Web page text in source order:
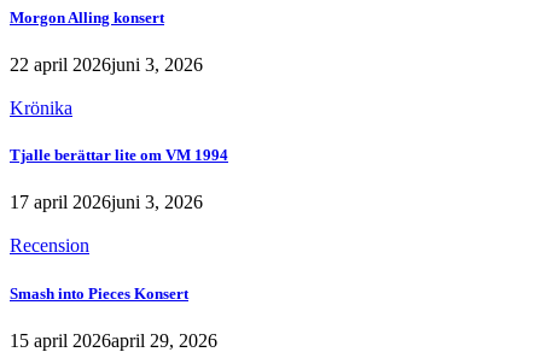
Morgon Alling konsert
22 april 2026juni 3, 2026
Krönika
Tjalle berättar lite om VM 1994
17 april 2026juni 3, 2026
Recension
Smash into Pieces Konsert
15 april 2026april 29, 2026